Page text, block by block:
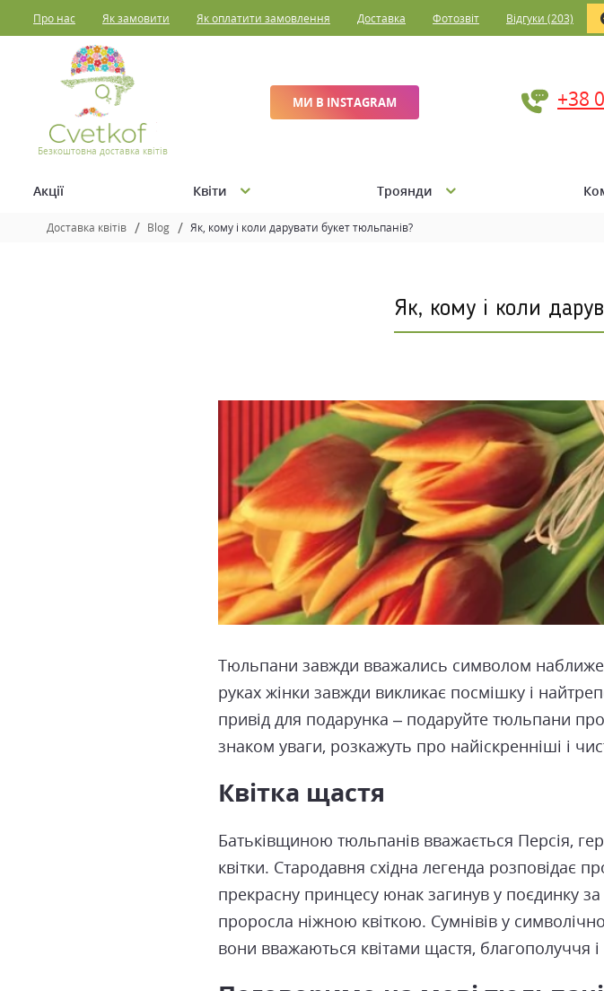
Про нас Як замовити Як оплатити замовлення Доставка Фотозвіт Відгуки (203)
Безкоштовна доставка квітів
МИ В INSTAGRAM +38
Акції Квіти Троянди
Доставка квітів Blog Як, кому і коли дарувати букет тюльпанів?
Як, кому і коли
Тюльпани завжди вважались символом
руках жінки завжди викликає посмішку і
привід для подарунка – подаруйте тюльпани
знаком уваги, розкажуть про найіскренніші і
Квітка щастя
Батьківщиною тюльпанів вважається Персія,
квітки. Стародавня східна легенда розповідає
прекрасну принцесу юнак загинув у поєдинку
проросла ніжною квіткою. Сумнівів у
вони вважаються квітами щастя, благополуччя